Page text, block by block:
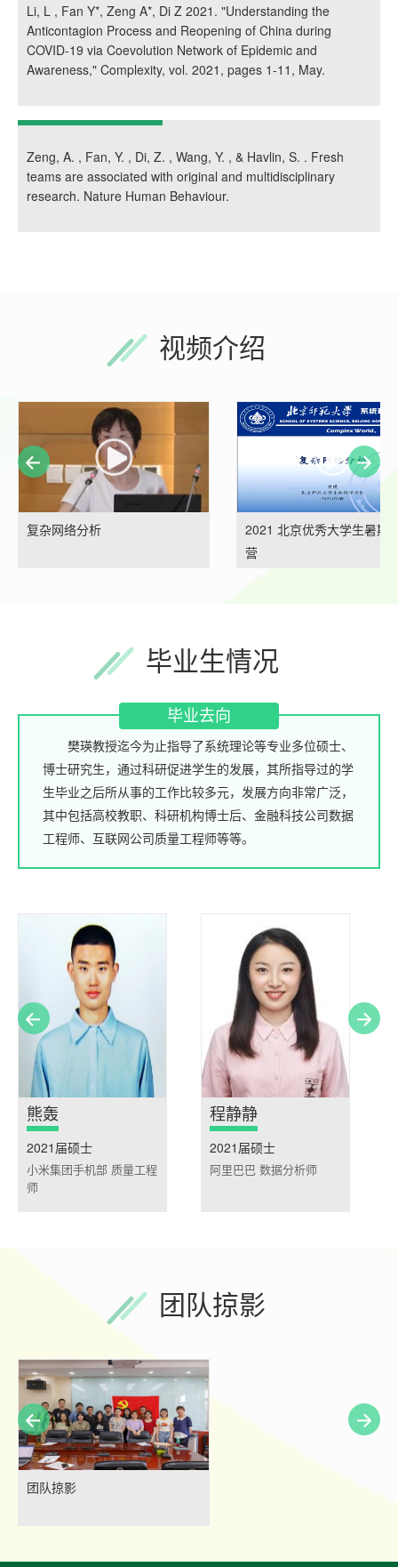
Li, L , Fan Y*, Zeng A*, Di Z 2021. "Understanding the
Anticontagion Process and Reopening of China during
COVID-19 via Coevolution Network of Epidemic and
Awareness," Complexity, vol. 2021, pages 1-11, May.
Zeng, A. , Fan, Y. , Di, Z. , Wang, Y. , & Havlin, S. . Fresh
teams are associated with original and multidisciplinary
research. Nature Human Behaviour.
视频介绍
复杂网络分析
2021 北京优秀大学生暑期
营
毕业生情况
毕业去向
樊瑛教授迄今为止指导了系统理论等专业多位硕士、
博士研究生，通过科研促进学生的发展，其所指导过的学
生毕业之后所从事的工作比较多元，发展方向非常广泛，
其中包括高校教职、科研机构博士后、金融科技公司数据
工程师、互联网公司质量工程师等等。
熊轰
2021届硕士
小米集团手机部 质量工程
师
程静静
2021届硕士
阿里巴巴 数据分析师
团队掠影
团队掠影